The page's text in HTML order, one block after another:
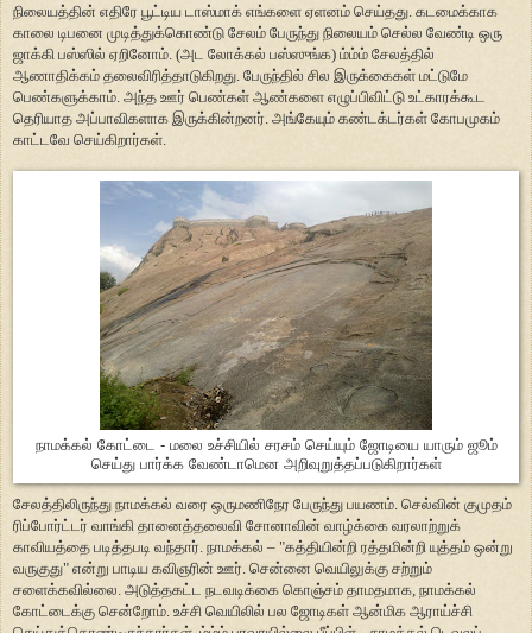
நிலையத்தின் எதிரே பூட்டிய டாஸ்மாக் எங்களை ஏளனம் செய்தது. கடமைக்காக
காலை டிபனை முடித்துக்கொண்டு சேலம் பேருந்து நிலையம் செல்ல வேண்டி ஒரு
ஜாக்கி பஸ்ஸில் ஏறினோம். (அட லோக்கல் பஸ்ஸுங்க) ம்ம்ம் சேலத்தில்
ஆணாதிக்கம் தலைவிரித்தாடுகிறது. பேருந்தில் சில இருக்கைகள் மட்டுமே
பெண்களுக்காம். அந்த ஊர் பெண்கள் ஆண்களை எழுப்பிவிட்டு உட்காரக்கூட
தெரியாத அப்பாவிகளாக இருக்கின்றனர். அங்கேயும் கண்டக்டர்கள் கோபமுகம்
காட்டவே செய்கிறார்கள்.
நாமக்கல் கோட்டை - மலை உச்சியில் சரசம் செய்யும் ஜோடியை யாரும் ஜூம்
செய்து பார்க்க வேண்டாமென அறிவுறுத்தப்படுகிறார்கள்
சேலத்திலிருந்து நாமக்கல் வரை ஒருமணிநேர பேருந்து பயணம். செல்வின் குமுதம்
ரிப்போர்ட்டர் வாங்கி தானைத்தலைவி சோனாவின் வாழ்க்கை வரலாற்றுக்
காவியத்தை படித்தபடி வந்தார். நாமக்கல் – "கத்தியின்றி ரத்தமின்றி யுத்தம் ஒன்று
வருகுது" என்று பாடிய கவிஞரின் ஊர். சென்னை வெயிலுக்கு சற்றும்
சளைக்கவில்லை. அடுத்தகட்ட நடவடிக்கை கொஞ்சம் தாமதமாக, நாமக்கல்
கோட்டைக்கு சென்றோம். உச்சி வெயிலில் பல ஜோடிகள் ஆன்மிக ஆராய்ச்சி